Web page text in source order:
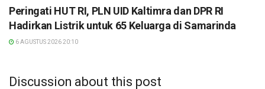
Peringati HUT RI, PLN UID Kaltimra dan DPR RI
Hadirkan Listrik untuk 65 Keluarga di Samarinda
6 AGUSTUS 2026 20:10
Discussion about this post